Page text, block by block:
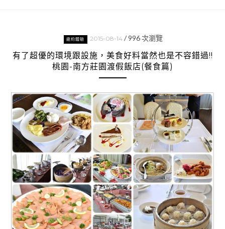
邀約體驗 2015-08-14 /996次瀏覽
有了超優的環境跟設施，美食好料當然也是不容錯過!!
桃園-南方莊園渡假飯店(餐食篇)